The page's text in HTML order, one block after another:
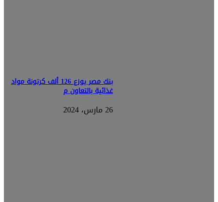
بنك مصر يوزع 126 ألف كرتونة مواد
غذائية بالتعاون م
26 مارس، 2024